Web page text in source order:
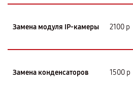
Замена модуля IP-камеры 2100 р
Замена конденсаторов 1500 р